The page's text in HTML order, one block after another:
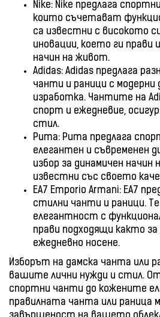
Nike: Nike предлага
които съчетават
са известни с високото
иновации, което ги прави
начин на живот.
Adidas: Adidas предлага
чанти и раници с модерни
изработка. Чантите на
спорт и ежедневие,
стил.
Puma: Puma предлага
елегантен и съвременен
избор за динамичен начин
известни със своето
EA7 Emporio Armani: EA7
стилни чанти и раници.
елегантност с
прави подходящи както
ежедневно носене.
Изборът на дамска чанта или
вашите лични нужди и стил.
спортни чанти до кожените
правилната чанта или раница